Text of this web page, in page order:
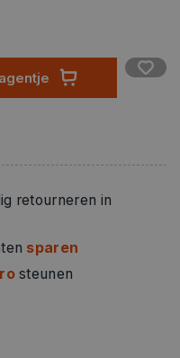
retourneren in
sparen
steunen